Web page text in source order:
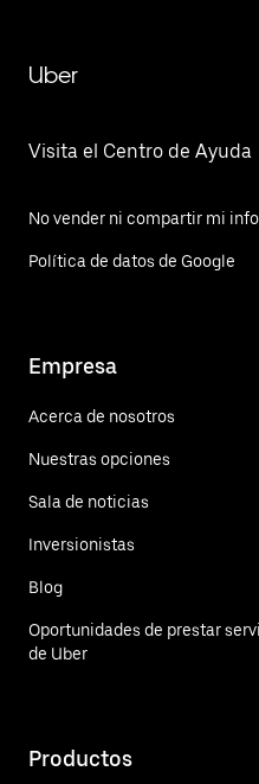
Uber
Visita el Centro de Ayuda
No vender ni compartir mi
Política de datos de Google
Empresa
Acerca de nosotros
Nuestras opciones
Sala de noticias
Inversionistas
Blog
Oportunidades de prestar
de Uber
Productos